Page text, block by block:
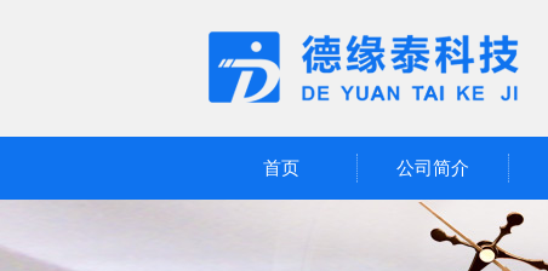
首页 公司简介